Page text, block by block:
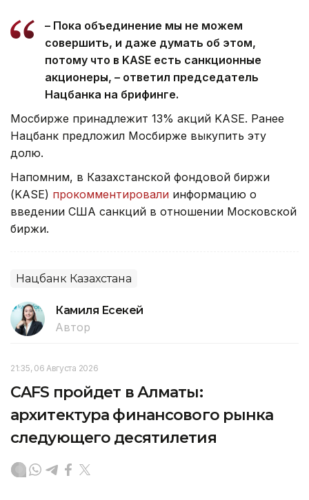
– Пока объединение мы не можем
совершить, и даже думать об этом,
потому что в KASE есть санкционные
акционеры, – ответил председатель
Нацбанка на брифинге.
Мосбирже принадлежит 13% акций KASE. Ранее
Нацбанк предложил Мосбирже выкупить эту
долю.
Напомним, в Казахстанской фондовой биржи
(KASE) прокомментировали информацию о
введении США санкций в отношении Московской
биржи.
Нацбанк Казахстана
Камиля Есекей
Автор
21:35, 06 Августа 2026
CAFS пройдет в Алматы:
архитектура финансового рынка
следующего десятилетия